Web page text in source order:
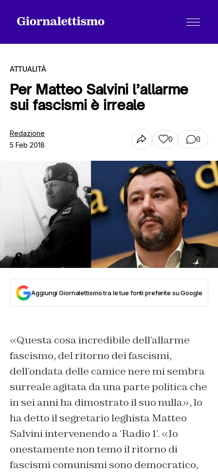
Tutti gli articoli
Chi siamo
Contatti
ATTUALITÀ
Per Matteo Salvini l’allarme
sui fascismi è irreale
Redazione
5 Feb 2018
0 0
Aggiungi Giornalettismo tra le tue fonti preferite su Google
«Questa cosa incredibile dell’allarme
fascismo, del ritorno dei fascismi,
dell’ondata delle camice nere mi sembra
surreale agitata da una parte politica che
in sei anni ha dimostrato il suo nulla», lo
ha detto il segretario leghista Matteo
Salvini intervenendo a ‘Radio 1’. «Io
onestamente non temo il ritorno di
fascismi comunismi sono democratico,